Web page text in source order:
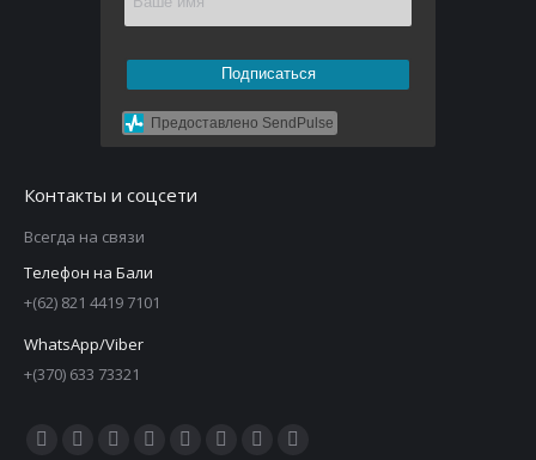
Подписаться
Предоставлено SendPulse
Контакты и соцсети
Всегда на связи
Телефон на Бали
+(62) 821 4419 7101
WhatsApp/Viber
+(370) 633 73321
Ищите нас: